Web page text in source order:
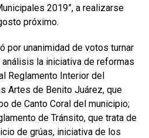
2019”, a realizarse
próximo.
por unanimidad de votos turnar
la iniciativa de reformas
Reglamento Interior del
Artes de Benito Juárez, que
de Canto Coral del municipio;
de Tránsito, que trata de
de grúas, iniciativa de los